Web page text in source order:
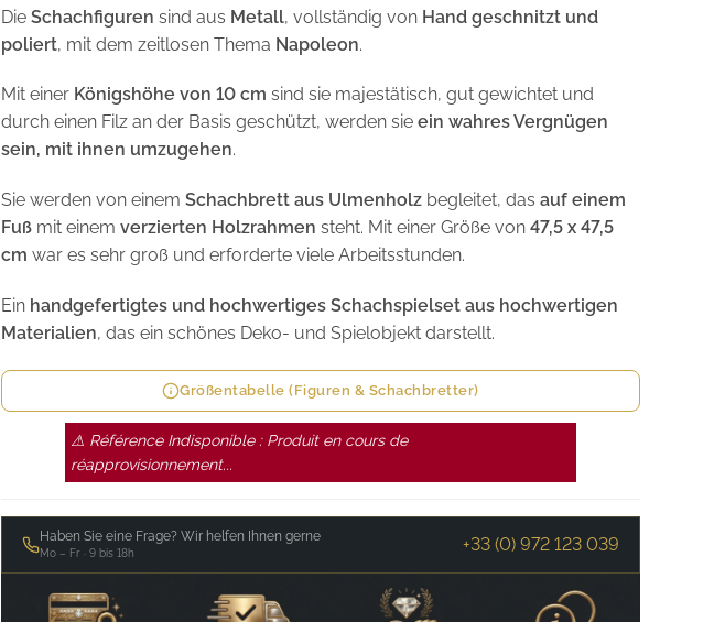
Die Schachfiguren sind aus Metall, vollständig von Hand geschnitzt und
poliert, mit dem zeitlosen Thema Napoleon.
Mit einer Königshöhe von 10 cm sind sie majestätisch, gut gewichtet und
durch einen Filz an der Basis geschützt, werden sie ein wahres Vergnügen
sein, mit ihnen umzugehen.
Sie werden von einem Schachbrett aus Ulmenholz begleitet, das auf einem
Fuß mit einem verzierten Holzrahmen steht. Mit einer Größe von 47,5 x 47,5
cm war es sehr groß und erforderte viele Arbeitsstunden.
Ein handgefertigtes und hochwertiges Schachspielset aus hochwertigen
Materialien, das ein schönes Deko- und Spielobjekt darstellt.
Größentabelle (Figuren & Schachbretter)
⚠ Référence Indisponible : Produit en cours de
réapprovisionnement...
Haben Sie eine Frage? Wir helfen Ihnen gerne
Mo – Fr · 9 bis 18h +33 (0) 972 123 039